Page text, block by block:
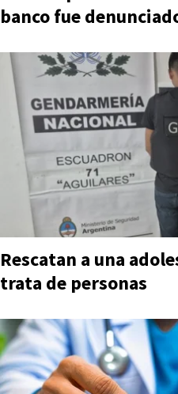
banco fue
Rescatan a una
trata de personas